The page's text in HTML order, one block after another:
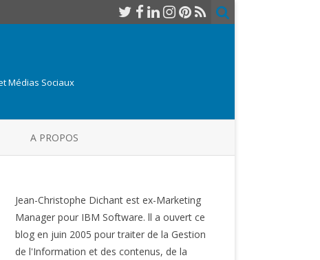
Médias Sociaux
A PROPOS
Jean-Christophe Dichant est ex-Marketing
Manager pour IBM Software. ll a ouvert ce
blog en juin 2005 pour traiter de la Gestion
de l'Information et des contenus, de la